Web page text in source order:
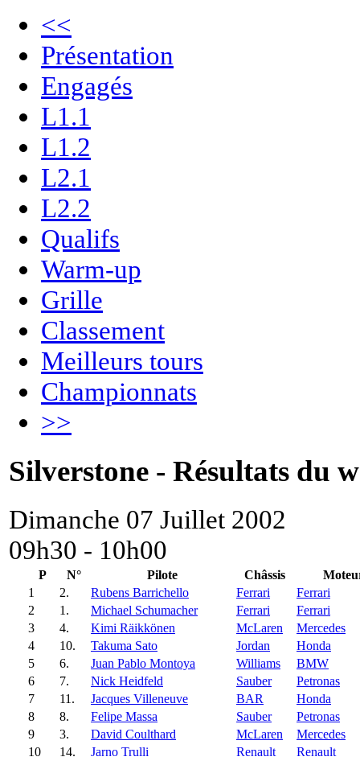
<<
Présentation
Engagés
L1.1
L1.2
L2.1
L2.2
Qualifs
Warm-up
Grille
Classement
Meilleurs tours
Championnats
>>
Silverstone - Résultats du
Dimanche 07 Juillet 2002
09h30 - 10h00
P N° Pilote Châssis
1
2. Rubens Barrichello Ferrari
Ferrari
2
1. Michael Schumacher Ferrari
Ferrari
3
4. Kimi Räikkönen McLaren
Mercedes
4
10. Takuma Sato Jordan
Honda
5
6. Juan Pablo Montoya Williams
BMW
6
7. Nick Heidfeld Sauber
Petronas
7
11. Jacques Villeneuve BAR
Honda
8
8. Felipe Massa Sauber
Petronas
9
3. David Coulthard McLaren
Mercedes
10
14. Jarno Trulli Renault
Renault